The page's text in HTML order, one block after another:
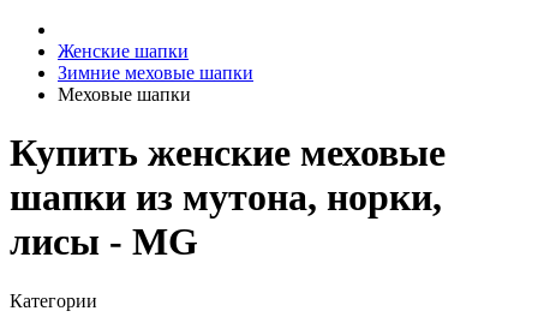
Женские шапки
Зимние меховые шапки
Меховые шапки
Купить женские меховые
шапки из мутона, норки,
лисы - MG
Категории